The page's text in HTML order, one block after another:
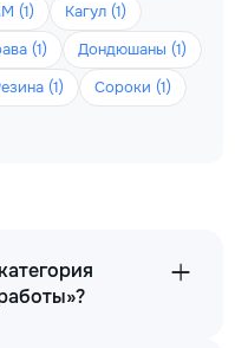
(1)
Кагул (1)
(1)
Дондюшаны (1)
(1)
Сороки (1)